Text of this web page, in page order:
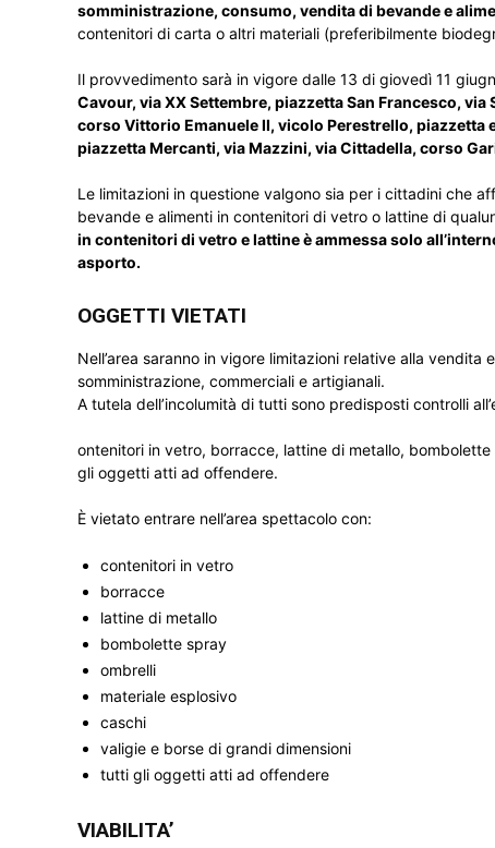
somministrazione, consumo, vendita di bevande e
contenitori di carta o altri materiali (preferibilmente
Il provvedimento sarà in vigore dalle 13 di giovedì 11
Cavour, via XX Settembre, piazzetta San Francesco,
corso Vittorio Emanuele II, vicolo Perestrello, piazzetta
piazzetta Mercanti, via Mazzini, via Cittadella, corso
Le limitazioni in questione valgono sia per i cittadini che
bevande e alimenti in contenitori di vetro o lattine di
in contenitori di vetro e lattine è ammessa solo
asporto.
OGGETTI VIETATI
Nell’area saranno in vigore limitazioni relative alla
somministrazione, commerciali e artigianali.
A tutela dell’incolumità di tutti sono predisposti controlli
ontenitori in vetro, borracce, lattine di metallo,
gli oggetti atti ad offendere.
È vietato entrare nell’area spettacolo con:
contenitori in vetro
borracce
lattine di metallo
bombolette spray
ombrelli
materiale esplosivo
caschi
valigie e borse di grandi dimensioni
tutti gli oggetti atti ad offendere
VIABILITA’